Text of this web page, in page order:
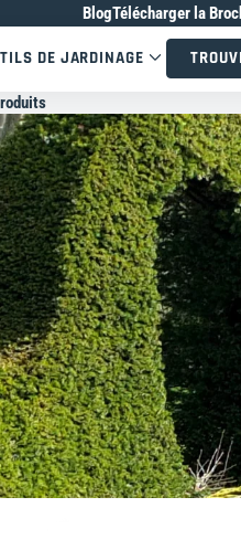
BlogTélécharger la
DE JARDINAGE